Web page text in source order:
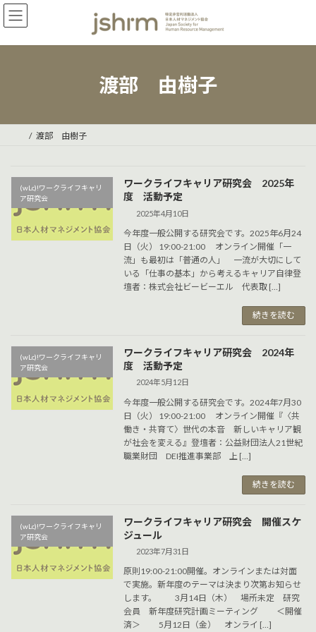
コ
ン
ン
ナ
ビ
ー
渡部 由樹子
渡部 由樹子
(wLc)!ワークライフキャリ
ア研究会
ワークライフキャリア研究会 2025年
度 活動予定
2025年4月10日
今年度一般公開する研究会です。2025年6月24
日（火） 19:00-21:00 オンライン開催「一
流」も最初は「普通の人」 一流が大切にして
いる「仕事の基本」から考えるキャリア自律登
壇者：株式会社ビービーエル 代表取 […]
続きを読む
(wLc)!ワークライフキャリ
ア研究会
ワークライフキャリア研究会 2024年
度 活動予定
2024年5月12日
今年度一般公開する研究会です。2024年7月30
日（火） 19:00-21:00 オンライン開催『〈共
働き・共育て〉世代の本音 新しいキャリア観
が社会を変える』登壇者：公益財団法人21世紀
職業財団 DEI推進事業部 上 […]
続きを読む
(wLc)!ワークライフキャリ
ア研究会
ワークライフキャリア研究会 開催スケ
ジュール
2023年7月31日
原則19:00-21:00開催。オンラインまたは対面
で実施。新年度のテーマは決まり次第お知らせ
します。 3月14日（木） 場所未定 研究
会員 新年度研究計画ミーティング ＜開催
済＞ 5月12日（金） オンライ […]